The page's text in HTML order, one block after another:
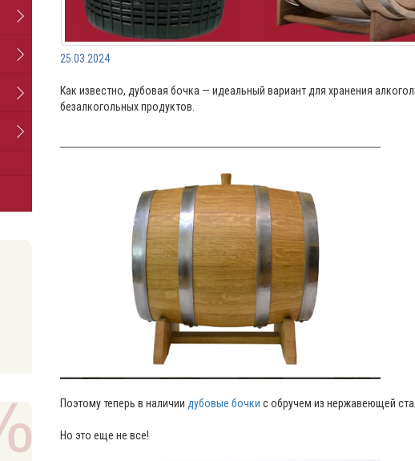
25.03.2024
Как известно, дубовая бочка — идеальный вариант для хранения
безалкогольных продуктов.
Поэтому теперь в наличии дубовые бочки с обручем из нержавеющей
Но это еще не все!